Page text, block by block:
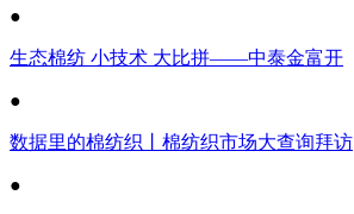
●
生态棉纺 小技术 大比拼——中泰金富开
●
数据里的棉纺织丨棉纺织市场大查询拜访
●